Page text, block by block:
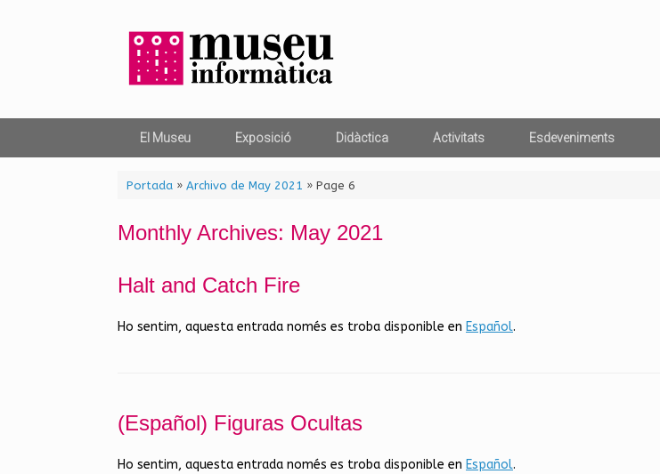
El Museu Exposició Didàctica Activitats Esdeveniments
Portada» Archivo de May 2021 » Page 6
Monthly Archives: May 2021
Halt and Catch Fire
Ho sentim, aquesta entrada només es troba disponible en Español.
(Español) Figuras Ocultas
Ho sentim, aquesta entrada només es troba disponible en Español.